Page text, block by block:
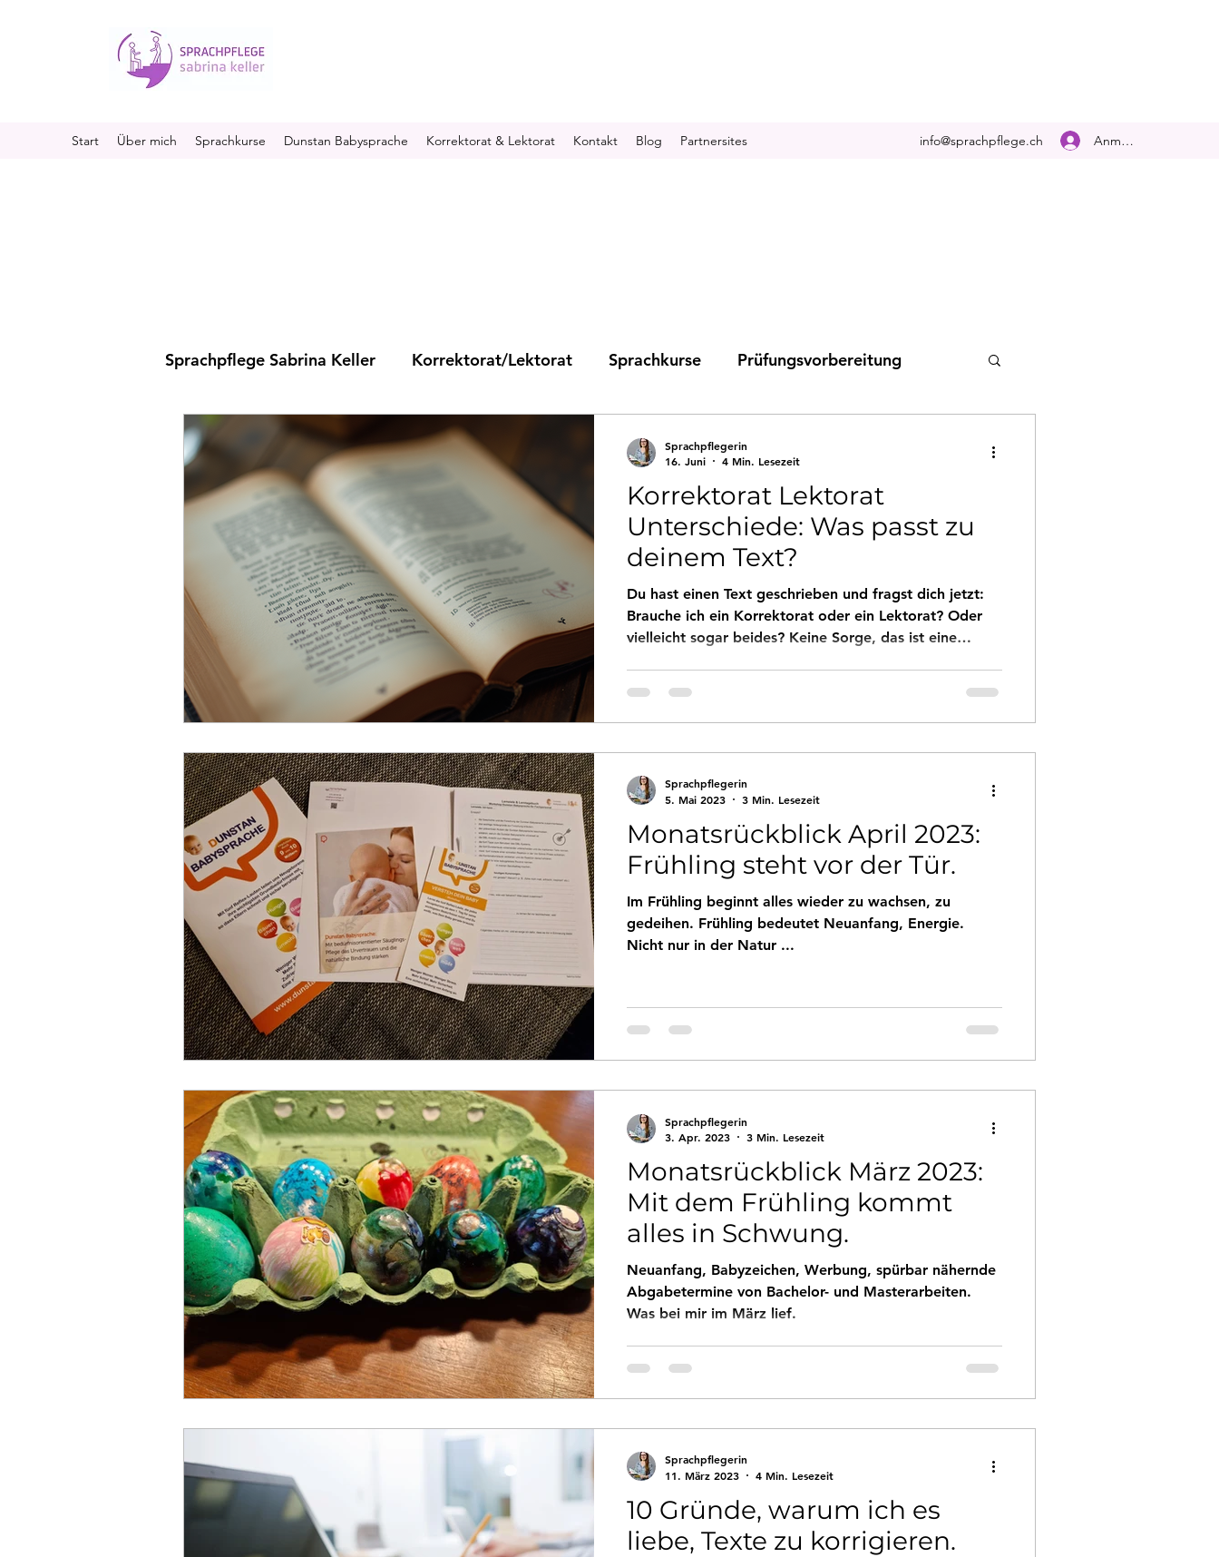
Start Über mich Sprachkurse Dunstan Babysprache Korrektorat & Lektorat Kontakt Blog Partnersites info@sprachpflege.ch Anmelden
Sprachpflege Sabrina Keller Korrektorat/Lektorat Sprachkurse Prüfungsvorbereitung
Dunstan Babysprache Persönliches
Korrektorat Lektorat
Unterschiede: Was passt zu
deinem Text?
Du hast einen Text geschrieben und fragst dich jetzt:
Brauche ich ein Korrektorat oder ein Lektorat? Oder
vielleicht sogar beides? Keine Sorge, das ist eine
brauchst und wie du deinen Text damit auf das nächste
Level bringst. Los geht’s!
Sprachpflegerin
16. Juni
4 Min. Lesezeit
Monatsrückblick April 2023:
Frühling steht vor der Tür.
Im Frühling beginnt alles wieder zu wachsen, zu
gedeihen. Frühling bedeutet Neuanfang, Energie.
Nicht nur in der Natur ...
Sprachpflegerin
5. Mai 2023
3 Min. Lesezeit
Monatsrückblick März 2023:
Mit dem Frühling kommt
alles in Schwung.
Neuanfang, Babyzeichen, Werbung, spürbar nähernde
Abgabetermine von Bachelor- und Masterarbeiten.
Was bei mir im März lief.
Sprachpflegerin
3. Apr. 2023
3 Min. Lesezeit
10 Gründe, warum ich es
liebe, Texte zu korrigieren.
Sprachpflegerin
11. März 2023
4 Min. Lesezeit